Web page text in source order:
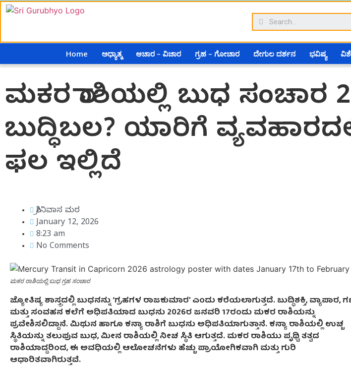
Home ಅಧ್ಯಾತ್ಮ ಆಚಾರ – ವಿಚಾರ ಗ್ರಹ – ಗೋಚಾರ ದೇಗುಲ ದರ್ಶನ ಭವಿಷ್ಯ
ಮಕರ ರಾಶಿಯಲ್ಲಿ ಬುಧ ಸಂಚಾರ
ಬುದ್ಧಿಬಲ? ಯಾರಿಗೆ
ಫಲ ಇಲ್ಲಿದೆ
ಶ್ರೀನಿವಾಸ ಮಠ
January 12, 2026
8:23 am
No Comments
ಮಕರ ರಾಶಿಯಲ್ಲಿ ಬುಧ ಗ್ರಹ ಸಂಚಾರ
ಜ್ಯೋತಿಷ್ಯ ಶಾಸ್ತ್ರದಲ್ಲಿ ಬುಧನನ್ನು ‘ಗ್ರಹಗಳ ರಾಜಕುಮಾರ’ ಎಂದು ಕರೆಯಲಾಗುತ್ತದೆ. ಬುದ್ಧಿಶಕ್ತಿ, ವ್ಯಾಪಾರ,
ಮತ್ತು ಸಂವಹನ ಕಲೆಗೆ ಅಧಿಪತಿಯಾದ ಬುಧನು 2026ರ ಜನವರಿ 17ರಂದು ಮಕರ ರಾಶಿಯನ್ನು
ಪ್ರವೇಶಿಸಲಿದ್ದಾನೆ. ಮಿಥುನ ಹಾಗೂ ಕನ್ಯಾ ರಾಶಿಗೆ ಬುಧನು ಅಧಿಪತಿಯಾಗುತ್ತಾನೆ. ಕನ್ಯಾ ರಾಶಿಯಲ್ಲಿ ಉಚ್ಚ
ಸ್ಥಿತಿಯನ್ನು ತಲುಪುವ ಬುಧ, ಮೀನ ರಾಶಿಯಲ್ಲಿ ನೀಚ ಸ್ಥಿತಿ ಆಗುತ್ತದೆ. ಮಕರ ರಾಶಿಯು ಪೃಥ್ವಿ ತತ್ವದ
ರಾಶಿಯಾದ್ದರಿಂದ, ಈ ಅವಧಿಯಲ್ಲಿ ಆಲೋಚನೆಗಳು ಹೆಚ್ಚು ಪ್ರಾಯೋಗಿಕವಾಗಿ ಮತ್ತು ಗುರಿ
ಆಧಾರಿತವಾಗಿರುತ್ತವೆ.